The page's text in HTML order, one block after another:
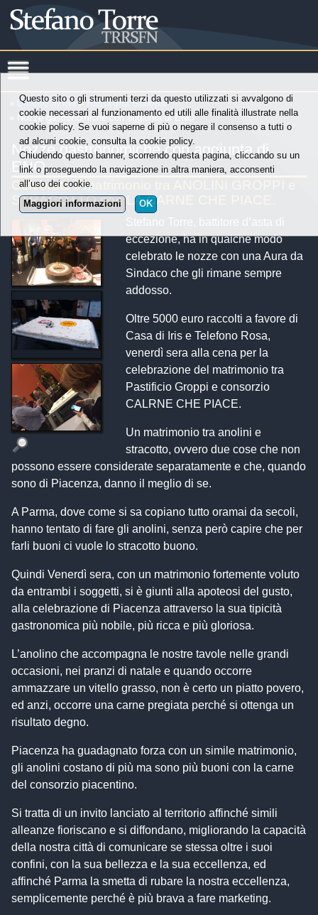
Dicono di me » Rassegna Stampa
» Nozze gastronomiche con aggiunta di ENO
Nozze gastronomiche con aggiunta di
ENO
Celebrato il matrimonio tra ANOLINI GROPPI e
STRACOTTO con LA CARNE CHE PIACE.
eccezione, ha in qualche modo
celebrato le nozze con una Aura da
Sindaco che gli rimane sempre
addosso.
Oltre 5000 euro raccolti a favore di
Casa di Iris e Telefono Rosa,
venerdì sera alla cena per la
celebrazione del matrimonio tra
Pastificio Groppi e consorzio
CALRNE CHE PIACE.
Un matrimonio tra anolini e
stracotto, ovvero due cose che non
possono essere considerate separatamente e che, quando
sono di Piacenza, danno il meglio di se.
A Parma, dove come si sa copiano tutto oramai da secoli,
hanno tentato di fare gli anolini, senza però capire che per
farli buoni ci vuole lo stracotto buono.
Quindi Venerdì sera, con un matrimonio fortemente voluto
da entrambi i soggetti, si è giunti alla apoteosi del gusto,
alla celebrazione di Piacenza attraverso la sua tipicità
gastronomica più nobile, più ricca e più gloriosa.
L’anolino che accompagna le nostre tavole nelle grandi
occasioni, nei pranzi di natale e quando occorre
ammazzare un vitello grasso, non è certo un piatto povero,
ed anzi, occorre una carne pregiata perché si ottenga un
risultato degno.
Piacenza ha guadagnato forza con un simile matrimonio,
gli anolini costano di più ma sono più buoni con la carne
del consorzio piacentino.
Si tratta di un invito lanciato al territorio affinché simili
alleanze fioriscano e si diffondano, migliorando la capacità
della nostra città di comunicare se stessa oltre i suoi
confini, con la sua bellezza e la sua eccellenza, ed
affinché Parma la smetta di rubare la nostra eccellenza,
semplicemente perché è più brava a fare marketing.
Questo sito o gli strumenti terzi da questo utilizzati si avvalgono di
cookie necessari al funzionamento ed utili alle finalità illustrate nella
cookie policy. Se vuoi saperne di più o negare il consenso a tutti o
ad alcuni cookie, consulta la cookie policy.
Chiudendo questo banner, scorrendo questa pagina, cliccando su un
link o proseguendo la navigazione in altra maniera, acconsenti
all’uso dei cookie.
Maggiori informazioni
OK